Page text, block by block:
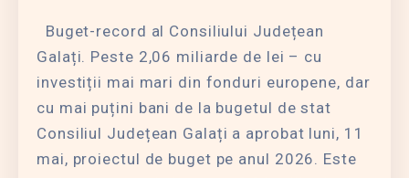
Buget-record al Consiliului Județean
Galați. Peste 2,06 miliarde de lei – cu
investiții mai mari din fonduri europene, dar
cu mai puțini bani de la bugetul de stat
Consiliul Județean Galați a aprobat luni, 11
mai, proiectul de buget pe anul 2026. Este